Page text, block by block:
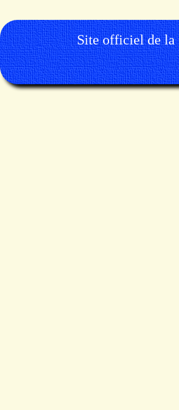
Site officiel de la